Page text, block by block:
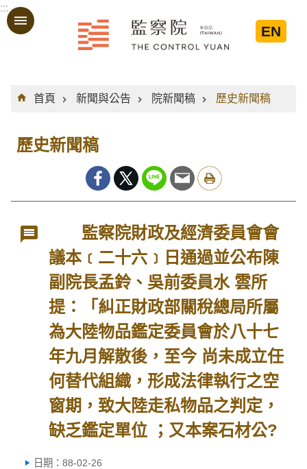
跳到主要內容區塊
:::
EN
:::
首頁
新聞與公告 院新聞稿 歷史新聞稿
歷史新聞稿
監察院財政及經濟委員會會
議本﹝二十六﹞日通過並公布陳
副院長孟鈴、吳前委員水 雲所
提：「糾正財政部關稅總局所屬
為大陸物品鑑定委員會於八十七
年九月解散後，至今 尚未成立任
何替代組織，形成法律執行之空
窗期，致大陸走私物品之判定，
缺乏鑑定單位 ；又本案石材公?
日期：88-02-26